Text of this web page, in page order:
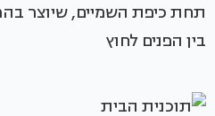
תחת כיפת השמיים, שיוצר
בין הפנים לחוץ